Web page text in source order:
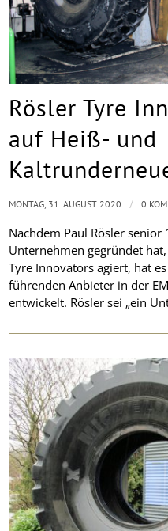
Rösler Tyre
auf Heiß- und
Nachdem Paul Rösler
Unternehmen gegründet
Tyre Innovators agiert, hat
führenden Anbieter in der
entwickelt. Rösler sei „ein
MONTAG, 31. AUGUST 2020 / 0